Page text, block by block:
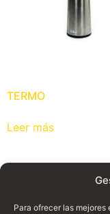
Para ofrecer las
TERMO
Leer más